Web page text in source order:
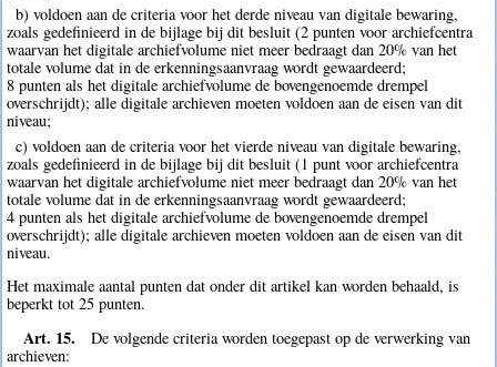
b) voldoen aan de criteria voor het derde niveau van digitale bewaring,
zoals gedefinieerd in de bijlage bij dit besluit (2 punten voor archiefcentra
waarvan het digitale archiefvolume niet meer bedraagt dan 20% van het
totale volume dat in de erkenningsaanvraag wordt gewaardeerd;
8 punten als het digitale archiefvolume de bovengenoemde drempel
overschrijdt); alle digitale archieven moeten voldoen aan de eisen van dit
niveau;
c) voldoen aan de criteria voor het vierde niveau van digitale bewaring,
zoals gedefinieerd in de bijlage bij dit besluit (1 punt voor archiefcentra
waarvan het digitale archiefvolume niet meer bedraagt dan 20% van het
totale volume dat in de erkenningsaanvraag wordt gewaardeerd;
4 punten als het digitale archiefvolume de bovengenoemde drempel
overschrijdt); alle digitale archieven moeten voldoen aan de eisen van dit
niveau.
Het maximale aantal punten dat onder dit artikel kan worden behaald, is
beperkt tot 25 punten.
Art. 15.
De volgende criteria worden toegepast op de verwerking van
archieven: